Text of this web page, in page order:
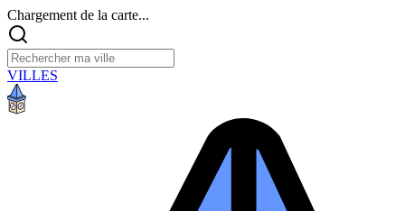
Chargement de la carte...
VILLES